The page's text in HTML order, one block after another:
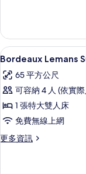
所
有
相
片
View
Room
2
的
詳
顯
示
Bordeaux
Lemans
Suite
King
的
4
Bordeaux Lemans
65 平方公尺
可容納 4 人 (依實
1 張特大雙人床
免費無線上網
更多資訊
更